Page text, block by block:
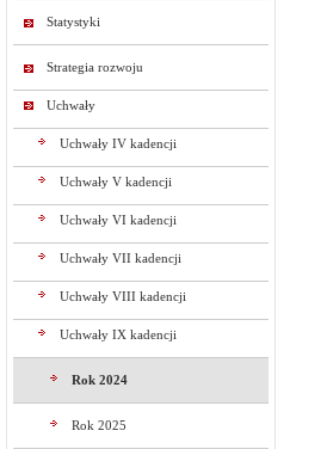
Statystyki
Strategia rozwoju
Uchwały
Uchwały IV kadencji
Uchwały V kadencji
Uchwały VI kadencji
Uchwały VII kadencji
Uchwały VIII kadencji
Uchwały IX kadencji
Rok 2024
Rok 2025